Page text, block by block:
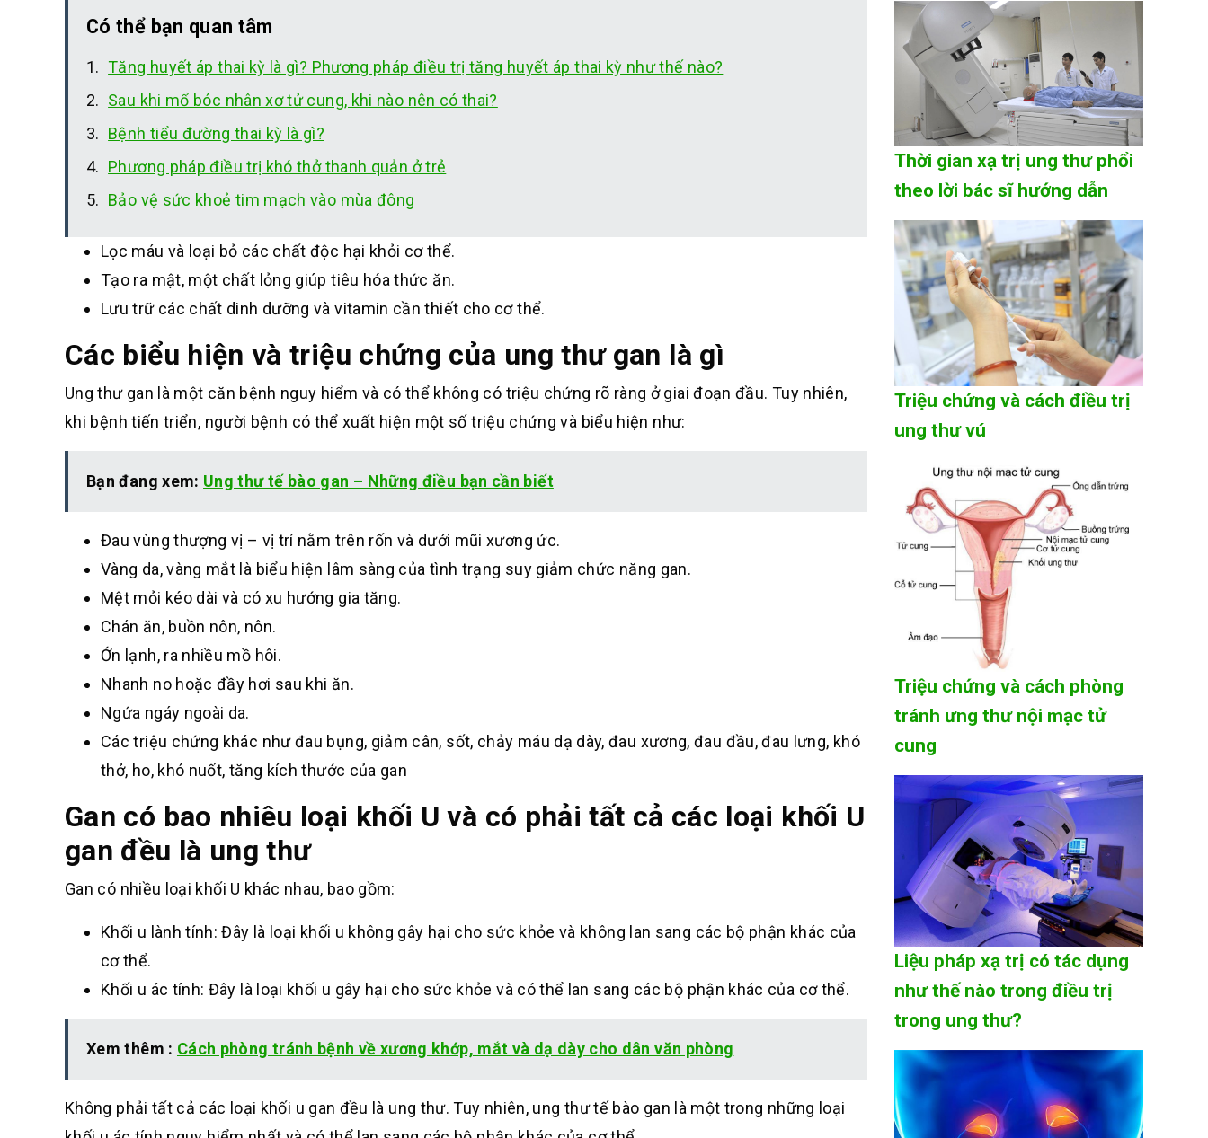
Có thể bạn quan tâm
Tăng huyết áp thai kỳ là gì? Phương pháp điều trị tăng huyết áp thai kỳ như thế nào?
Sau khi mổ bóc nhân xơ tử cung, khi nào nên có thai?
Bệnh tiểu đường thai kỳ là gì?
Phương pháp điều trị khó thở thanh quản ở trẻ
Bảo vệ sức khoẻ tim mạch vào mùa đông
Lọc máu và loại bỏ các chất độc hại khỏi cơ thể.
Tạo ra mật, một chất lỏng giúp tiêu hóa thức ăn.
Lưu trữ các chất dinh dưỡng và vitamin cần thiết cho cơ thể.
Các biểu hiện và triệu chứng của ung thư gan là gì
Ung thư gan là một căn bệnh nguy hiểm và có thể không có triệu chứng rõ ràng ở giai đoạn đầu. Tuy nhiên,
khi bệnh tiến triển, người bệnh có thể xuất hiện một số triệu chứng và biểu hiện như:
Bạn đang xem: Ung thư tế bào gan – Những điều bạn cần biết
Đau vùng thượng vị – vị trí nằm trên rốn và dưới mũi xương ức.
Vàng da, vàng mắt là biểu hiện lâm sàng của tình trạng suy giảm chức năng gan.
Mệt mỏi kéo dài và có xu hướng gia tăng.
Chán ăn, buồn nôn, nôn.
Ớn lạnh, ra nhiều mồ hôi.
Nhanh no hoặc đầy hơi sau khi ăn.
Ngứa ngáy ngoài da.
Các triệu chứng khác như đau bụng, giảm cân, sốt, chảy máu dạ dày, đau xương, đau đầu, đau lưng, khó
thở, ho, khó nuốt, tăng kích thước của gan
Gan có bao nhiêu loại khối U và có phải tất cả các loại khối U
gan đều là ung thư
Gan có nhiều loại khối U khác nhau, bao gồm:
Khối u lành tính: Đây là loại khối u không gây hại cho sức khỏe và không lan sang các bộ phận khác của
cơ thể.
Khối u ác tính: Đây là loại khối u gây hại cho sức khỏe và có thể lan sang các bộ phận khác của cơ thể.
Xem thêm : Cách phòng tránh bệnh về xương khớp, mắt và dạ dày cho dân văn phòng
Không phải tất cả các loại khối u gan đều là ung thư. Tuy nhiên, ung thư tế bào gan là một trong những loại
Thời gian xạ trị ung thư phổi
theo lời bác sĩ hướng dẫn
Triệu chứng và cách điều trị
ung thư vú
Triệu chứng và cách phòng
tránh ưng thư nội mạc tử
cung
Liệu pháp xạ trị có tác dụng
như thế nào trong điều trị
trong ung thư?